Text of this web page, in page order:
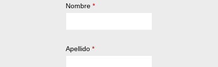
Nombre*
Apellido*